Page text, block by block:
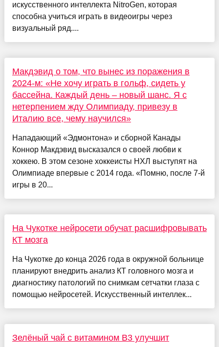
искусственного интеллекта NitroGen, которая
способна учиться играть в видеоигры через
визуальный ряд....
Макдэвид о том, что вынес из поражения в
2024-м: «Не хочу играть в гольф, сидеть у
бассейна. Каждый день – новый шанс. Я с
нетерпением жду Олимпиаду, привезу в
Италию все, чему научился»
Нападающий «Эдмонтона» и сборной Канады
Коннор Макдэвид высказался о своей любви к
хоккею. В этом сезоне хоккеисты НХЛ выступят на
Олимпиаде впервые с 2014 года. «Помню, после 7-й
игры в 20...
На Чукотке нейросети обучат расшифровывать
КТ мозга
На Чукотке до конца 2026 года в окружной больнице
планируют внедрить анализ КТ головного мозга и
диагностику патологий по снимкам сетчатки глаза с
помощью нейросетей. Искусственный интеллек...
Зелёный чай с витамином В3 улучшит